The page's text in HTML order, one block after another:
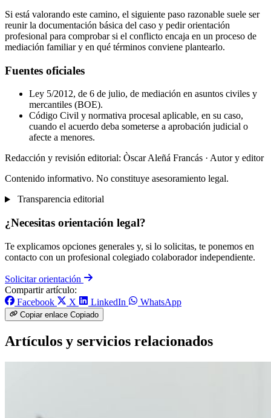
Si está valorando este camino, el siguiente paso razonable suele ser
reunir la documentación básica del caso y pedir orientación
profesional para comprobar si el conflicto encaja en un proceso de
mediación familiar y en qué términos conviene plantearlo.
Fuentes oficiales
Ley 5/2012, de 6 de julio, de mediación en asuntos civiles y
mercantiles (BOE).
Código Civil y normativa procesal aplicable, en su caso,
cuando el acuerdo deba someterse a aprobación judicial o
afecte a menores.
Redacción y revisión editorial: Òscar Aleñá Francás · Autor y editor
Contenido informativo. No constituye asesoramiento legal.
Transparencia editorial
¿Necesitas orientación legal?
Te explicamos opciones generales y, si lo solicitas, te ponemos en
contacto con un profesional colegiado colaborador independiente.
Solicitar orientación
Compartir artículo:
Facebook
X LinkedIn WhatsApp
Copiar enlace Copiado
Artículos y servicios relacionados